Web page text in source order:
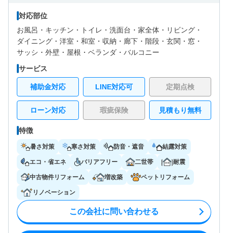
対応部位
お風呂・ キッチン・ トイレ・ 洗面台・ 家全体・ リビング・
ダイニング・ 洋室・ 和室・ 収納・ 廊下・ 階段・ 玄関・ 窓・
サッシ・ 外壁・ 屋根・ ベランダ・バルコニー
サービス
補助金対応 LINE対応可 定期点検
ローン対応 瑕疵保険 見積もり無料
特徴
暑さ対策 寒さ対策 防音・遮音 結露対策
エコ・省エネ バリアフリー 二世帯 耐震
中古物件リフォーム 増改築 ペットリフォーム
リノベーション
この会社に問い合わせる